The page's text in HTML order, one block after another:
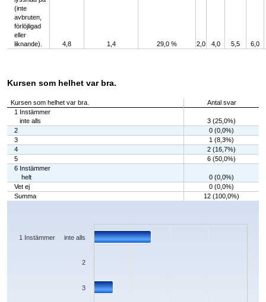
(inte
avbruten,
förlöjligad
eller
liknande).
4,8 1,4 29,0 % 2,0 4,0 5,5 6,0
Kursen som helhet var bra.
Kursen som helhet var bra.
Antal svar
1 Instämmer
inte alls
3 (25,0%)
2
0 (0,0%)
3
1 (8,3%)
4
2 (16,7%)
5
6 (50,0%)
6 Instämmer
helt
0 (0,0%)
Vet ej
0 (0,0%)
Summa
12 (100,0%)
Chart
The chart has 1 X axis displaying categories.
The chart has 1 Y axis displaying values. Data ranges from 0 to 6.
3
2
1 Instämmer inte alls